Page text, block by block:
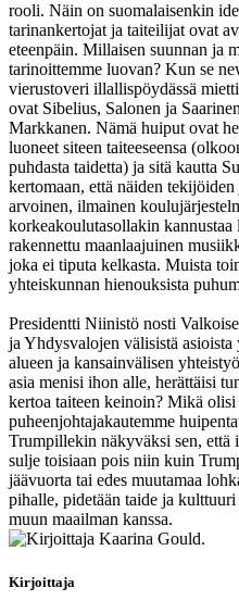
rooli. Näin on suomalaisenkin
tarinankertojat ja taiteilijat ovat
eteenpäin. Millaisen suunnan ja
tarinoittemme luovan? Kun se
vierustoveri illallispöydässä
ovat Sibelius, Salonen ja
Markkanen. Nämä huiput ovat
luoneet siteen taiteeseensa
puhdasta taidetta) ja sitä kautta
kertomaan, että näiden
arvoinen, ilmainen
korkeakoulutasollakin kannustaa
rakennettu maanlaajuinen
joka ei tiputa kelkasta. Muista
yhteiskunnan hienouksista
Presidentti Niinistö nosti
ja Yhdysvalojen välisistä
alueen ja kansainvälisen
asia menisi ihon alle, herättäisi
kertoa taiteen keinoin? Mikä
puheenjohtajakautemme
Trumpillekin näkyväksi sen, että
sulje toisiaan pois niin kuin
jäävuorta tai edes muutamaa
pihalle, pidetään taide ja
muun maailman kanssa.
Kirjoittaja